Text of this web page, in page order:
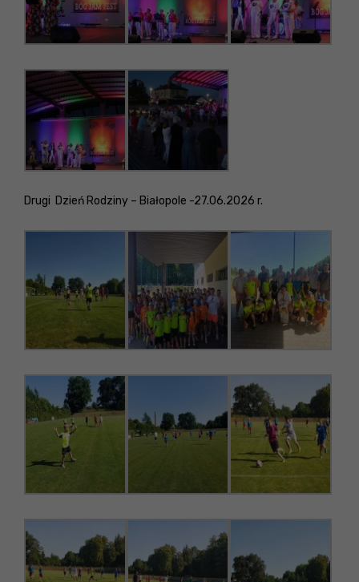
Drugi Dzień Rodziny – Białopole -27.06.2026 r.